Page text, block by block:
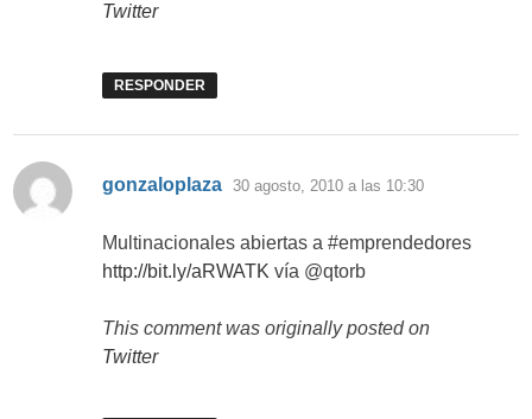
Twitter
RESPONDER
gonzaloplaza dice:
30 agosto, 2010 a las 10:30
Multinacionales abiertas a #emprendedores
http://bit.ly/aRWATK vía @qtorb
This comment was originally posted on
Twitter